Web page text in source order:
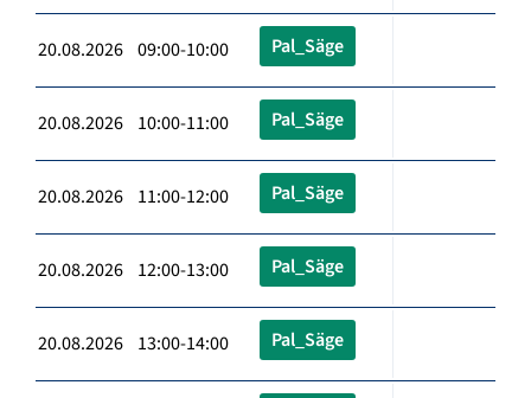
20.08.2026 09:00-10:00 Pal_Säge
20.08.2026 10:00-11:00 Pal_Säge
20.08.2026 11:00-12:00 Pal_Säge
20.08.2026 12:00-13:00 Pal_Säge
20.08.2026 13:00-14:00 Pal_Säge